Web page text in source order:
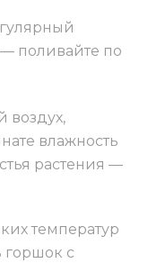
поливайте по
воздух,
влажность
растения —
температур
горшок с